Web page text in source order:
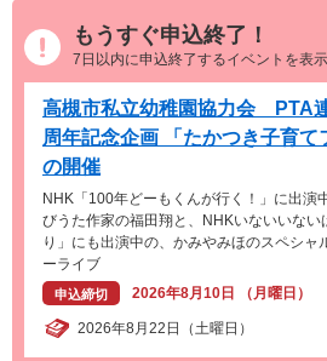
もうすぐ申込終了！
7日以内に申込終了するイベントを表示
高槻市私立幼稚園協力会 PTA
周年記念企画 「たかつき子育て
の開催
NHK「100年どーもくんが行く！」に出演
びうた作家の福田翔と、NHKいないいない
り」にも出演中の、かみやみほのスペシャ
ーライブ
申込締切 2026年8月10日 （月曜日）
2026年8月22日（土曜日）